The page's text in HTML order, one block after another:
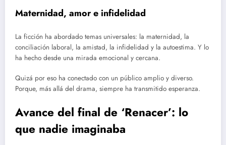
Maternidad, amor e infidelidad
La ficción ha abordado temas universales: la maternidad, la
conciliación laboral, la amistad, la infidelidad y la autoestima. Y lo
ha hecho desde una mirada emocional y cercana.
Quizá por eso ha conectado con un público amplio y diverso.
Porque, más allá del drama, siempre ha transmitido esperanza.
Avance del final de ‘Renacer’: lo
que nadie imaginaba